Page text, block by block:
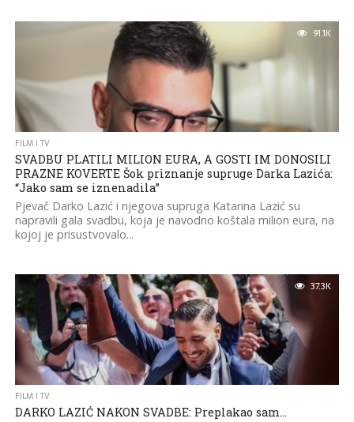
91.1K
FILM I TV
SVADBU PLATILI MILION EURA, A GOSTI IM DONOSILI
PRAZNE KOVERTE Šok priznanje supruge Darka Lazića:
“Jako sam se iznenadila”
Pjevač Darko Lazić i njegova supruga Katarina Lazić su
napravili gala svadbu, koja je navodno koštala milion eura, na
kojoj je prisustvovalo...
37.3K
FILM I TV
DARKO LAZIĆ NAKON SVADBE: Preplakao sam…